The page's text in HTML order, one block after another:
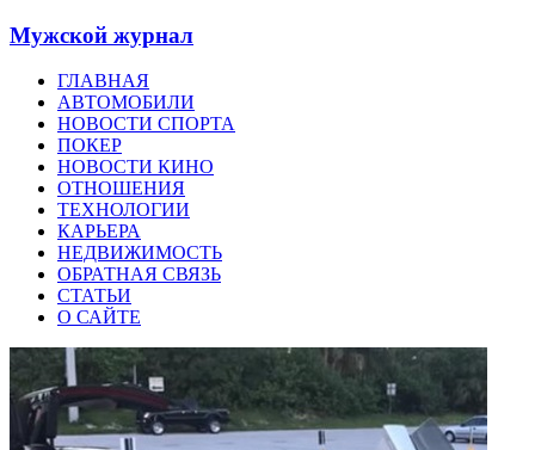
Мужской журнал
ГЛАВНАЯ
АВТОМОБИЛИ
НОВОСТИ СПОРТА
ПОКЕР
НОВОСТИ КИНО
ОТНОШЕНИЯ
ТЕХНОЛОГИИ
КАРЬЕРА
НЕДВИЖИМОСТЬ
ОБРАТНАЯ СВЯЗЬ
СТАТЬИ
О САЙТЕ